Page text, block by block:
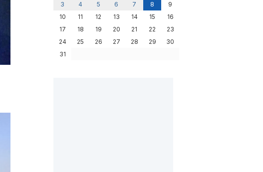
3
4 5 6 7 8
9
10
11 12 13 14 15
16
17
18 19 20 21 22
23
24
25 26 27 28 29
30
31